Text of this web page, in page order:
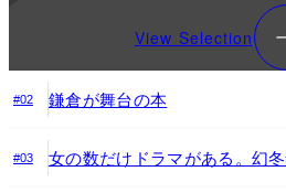
View Selection
#02 鎌倉が舞台の本
#03 女の数だけドラマがある。幻